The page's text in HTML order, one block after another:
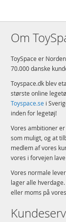
Om
ToySpace er
70.000 danske
Toyspace.dk blev
største online
Toyspace.se i
inden for legetøj!
Vores ambitioner
som muligt, og at
medlem af vores
vores i forvejen
Vores normale
lager alle
eller moms på